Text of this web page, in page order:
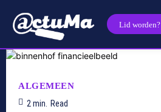
Lid worden?
ALGEMEEN
2 min. Read